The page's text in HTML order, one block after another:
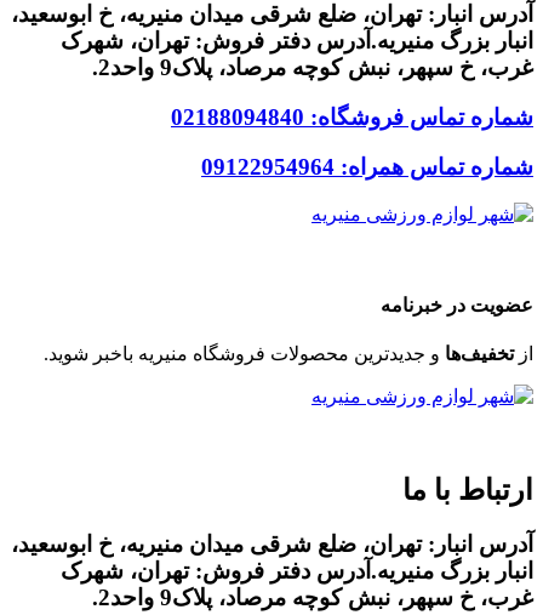
آدرس انبار: تهران، ضلع شرقی میدان منیریه، خ ابوسعید،
انبار بزرگ منیریه.آدرس دفتر فروش: تهران، شهرک
غرب، خ سپهر، نبش کوچه مرصاد، پلاک9 واحد2.
شماره تماس فروشگاه: 02188094840
شماره تماس همراه: 09122954964
عضویت در خبرنامه
ازتخفیف‌ها و جدیدترین‌ محصولات فروشگاه منیریه باخبر شوید.
ارتباط با ما
آدرس انبار: تهران، ضلع شرقی میدان منیریه، خ ابوسعید،
انبار بزرگ منیریه.آدرس دفتر فروش: تهران، شهرک
غرب، خ سپهر، نبش کوچه مرصاد، پلاک9 واحد2.